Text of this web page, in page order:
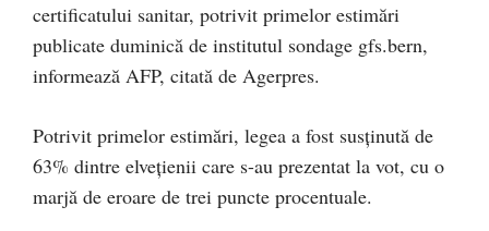
certificatului sanitar, potrivit primelor estimări
publicate duminică de institutul sondage gfs.bern,
informează AFP, citată de Agerpres.
Potrivit primelor estimări, legea a fost susţinută de
63% dintre elveţienii care s-au prezentat la vot, cu o
marjă de eroare de trei puncte procentuale.